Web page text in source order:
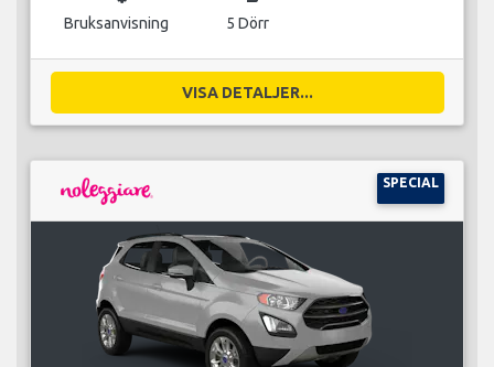
Bruksanvisning 5 Dörr
VISA DETALJER...
SPECIAL